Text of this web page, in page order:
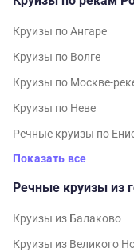
Круизы по Ангаре
Круизы по Волге
Круизы по Москве-
Круизы по Неве
Речные круизы по
Показать все
Речные круизы из
Круизы из Балаково
Круизы из Великого